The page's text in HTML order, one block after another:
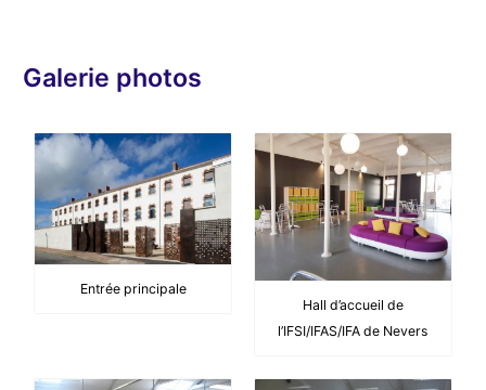
o
Galerie photos
Entrée principale
Hall d’accueil de
l’IFSI/IFAS/IFA de Nevers